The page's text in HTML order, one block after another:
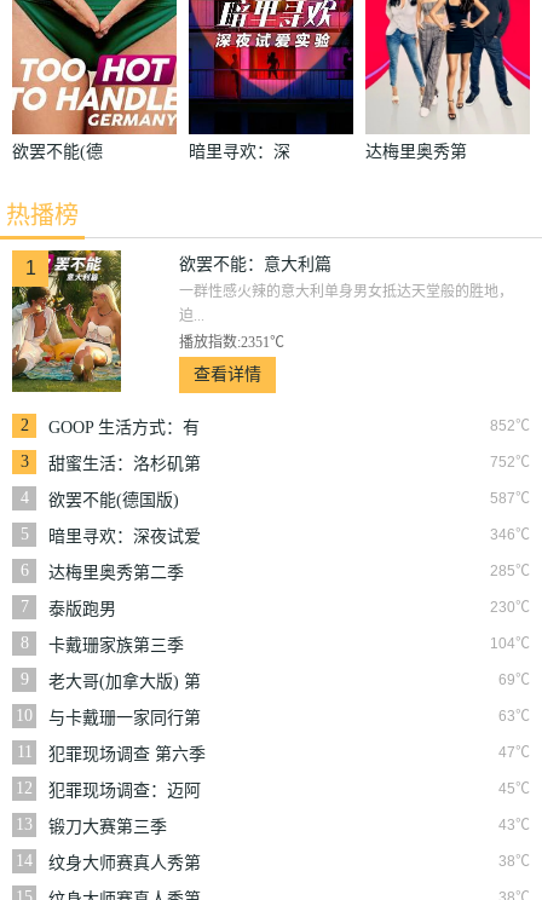
欲罢不能(德
暗里寻欢：深
达梅里奥秀第
热播榜
1 欲罢不能：意大利篇
一群性感火辣的意大利单身男女抵达天堂般的胜地，
迫...
播放指数:2351℃
查看详情
2 852℃
GOOP 生活方式：有
情有性 第一季
3 752℃
甜蜜生活：洛杉矶第
二季
4 587℃
欲罢不能(德国版)
5
346℃
暗里寻欢：深夜试爱
实验
6 285℃
达梅里奥秀第二季
7
230℃
泰版跑男
8
104℃
卡戴珊家族第三季
9
69℃
老大哥(加拿大版) 第
三季
10 63℃
与卡戴珊一家同行第
七季
11 47℃
犯罪现场调查 第六季
12
45℃
犯罪现场调查：迈阿
密 第六季
13 43℃
锻刀大赛第三季
14
38℃
纹身大师赛真人秀第
一季